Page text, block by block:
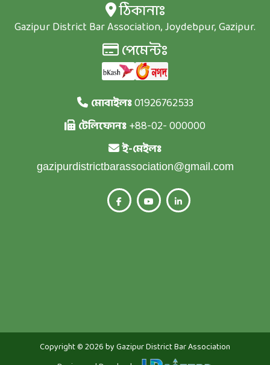
ঠিকানাঃ
Gazipur District Bar Association, Joydebpur, Gazipur.
পেমেন্টঃ
মোবাইলঃ01926762533
টেলিফোনঃ+88-02- 000000
ই-মেইলঃ
gazipurdistrictbarassociation@gmail.com
Copyright © 2026 by Gazipur District Bar Association